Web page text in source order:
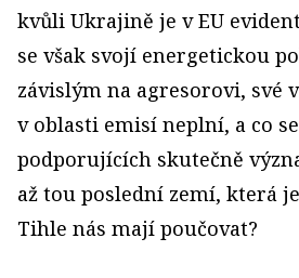
kvůli Ukrajině je v EU
se však svojí energetickou
závislým na agresorovi, své
v oblasti emisí neplní, a co
podporujících skutečně
až tou poslední zemí, která
Tihle nás mají poučovat?